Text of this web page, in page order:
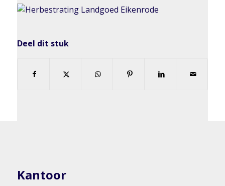
Deel dit stuk
Kantoor